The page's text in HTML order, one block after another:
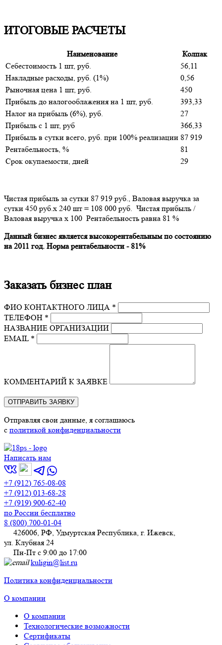
ИТОГОВЫЕ РАСЧЕТЫ
Наименование
Колпак
Себестоимость 1 шт, руб.
56,11
Накладные расходы, руб. (1%)
0,56
Рыночная цена 1 шт, руб.
450
Прибыль до налогооблажения на 1 шт, руб.
393,33
Налог на прибыль (6%), руб.
27
Прибыль c 1 шт, руб
366,33
Прибыль в сутки всего, руб. при 100% реализации 87 919
Рентабельность, %
81
Срок окупаемости, дней
29
Чистая прибыль за сутки 87 919 руб., Валовая выручка за
сутки 450 руб.х 240 шт = 108 000 руб. Чистая прибыль /
Валовая выручка х 100 Рентабельность равна 81 %
Данный бизнес является высокорентабельным по состоянию
на 2011 год. Норма рентабельности - 81%
Заказать бизнес план
ФИО КОНТАКТНОГО ЛИЦА *
ТЕЛЕФОН *
НАЗВАНИЕ ОРГАНИЗАЦИИ
EMAIL *
КОММЕНТАРИЙ К ЗАЯВКЕ
Отправляя свои данные, я соглашаюсь
с политикой конфиденциальности
Написать нам
+7 (912) 765-08-08
+7 (912) 013-68-28
+7 (919) 900-62-40
по России бесплатно
8 (800) 700-01-04
426006, РФ, Удмуртская Республика, г. Ижевск,
ул. Клубная 24
Пн-Пт с 9:00 до 17:00
kuligin@list.ru
Политика конфиденциальности
О компании
О компании
Технологические возможности
Сертификаты